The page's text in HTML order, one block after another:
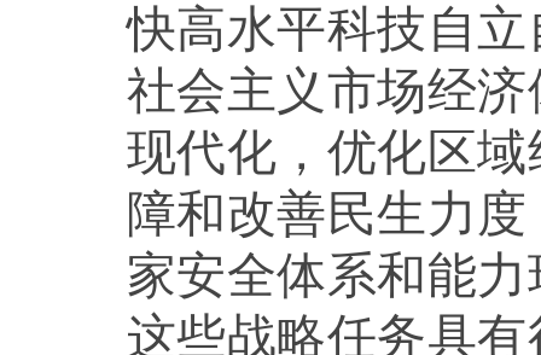
快高水平科技自
社会主义市场经
现代化，优化区
障和改善民生力
家安全体系和能
这些战略任务具